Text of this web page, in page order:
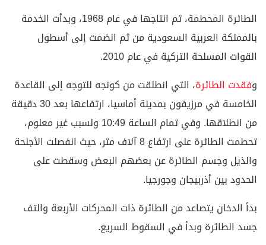
الطائرة المحطمة، تم انتاجها في عام 1968، وبدأت الخدمة
بالمملكة العربية السعودية من ثم انضمت إلى أسطول
القوات المسلحة التركية في عام 2010.
وفقدت الطائرة، التي انطلقت من كونجه للتوجه إلى القاعدة
الخامسة في مرزيفون بمدينة أماسيا، ارتفاعها بعد 30 دقيقة
من انطلاقها. وفي تمام الساعة 10:49 ولسبب غير معلوم،
تحطمت الطائرة على ارتفاع 8 آلاف متر، حيث انفصلت الأجنحة
والذيل وجسم الطائرة عن بعضهم البعض وسقطت على
الحدود بين أذربيجان وجورجيا.
بدأ الدخان يتصاعد من الطائرة ذات المحركات الأربعة والتف
جسد الطائرة وبدأ في السقوط السريع.